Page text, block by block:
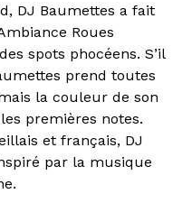
DJ Baumettes a fait
Roues
spots phocéens. S’il
prend toutes
la couleur de son
premières notes.
et français, DJ
par la musique